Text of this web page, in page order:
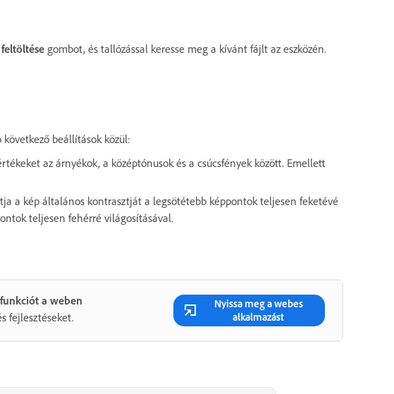
gombot, és tallózással keresse meg a kívánt fájlt az eszközén.
beállítások közül:
az árnyékok, a középtónusok és a csúcsfények között. Emellett
a kép általános kontrasztját a legsötétebb képpontok teljesen feketévé
teljesen fehérré világosításával.
a weben
fejlesztéseket.
Nyissa meg a webes
alkalmazást